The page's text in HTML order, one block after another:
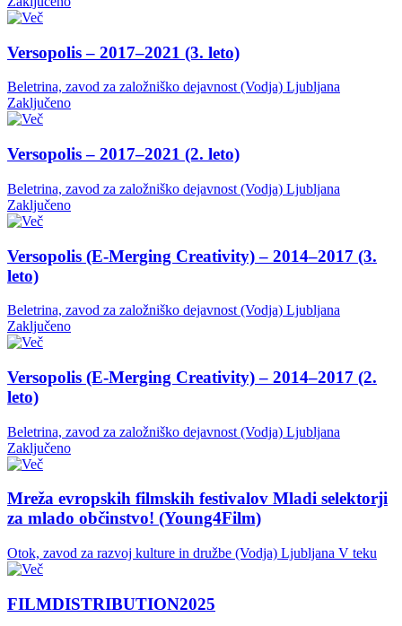
Versopolis – 2017–2021 (3. leto)
Beletrina, zavod za založniško dejavnost (Vodja) Ljubljana
Zaključeno
Versopolis – 2017–2021 (2. leto)
Beletrina, zavod za založniško dejavnost (Vodja) Ljubljana
Zaključeno
Versopolis (E-Merging Creativity) – 2014–2017 (3.
leto)
Beletrina, zavod za založniško dejavnost (Vodja) Ljubljana
Zaključeno
Versopolis (E-Merging Creativity) – 2014–2017 (2.
leto)
Beletrina, zavod za založniško dejavnost (Vodja) Ljubljana
Zaključeno
Mreža evropskih filmskih festivalov Mladi selektorji
za mlado občinstvo! (Young4Film)
Otok, zavod za razvoj kulture in družbe (Vodja) Ljubljana V teku
FILMDISTRIBUTION2025